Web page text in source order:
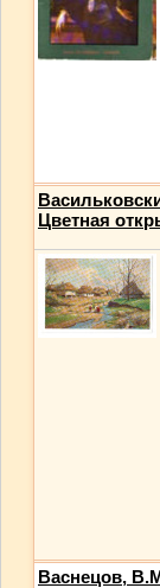
Цветная
Васнецов,